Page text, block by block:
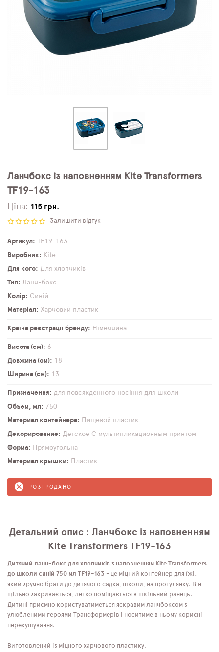
SKYNAME
РОЗПРОДАЖ
Ланчбокс із наповненням Kite Transformers
TF19-163
Ціна: 115 грн.
Залишити відгук
Артикул
TF19-163
Виробник
Kite
Для кого
Для хлопчиків
Тип
Ланч-бокс
Колір
Синій
Матеріал
Харчовий пластик
Країна реєстрації бренду Німеччина
Висота (см)
6
Довжина (см)
18
Ширина (см)
13
Призначення для повсякденного носіння для школи
Объем, мл
750
Материал контейнера
Пищевой пластик
Декорирование
Детское С мультипликационным принтом
Форма
Прямоугольна
Материал крышки
Пластик
РОЗПРОДАНО
Детальний опис : Ланчбокс із наповненням
Kite Transformers TF19-163
Дитячий ланч-бокс для хлопчиків з наповненням Kite Transformers
до школи синій 750 мл TF19-163 - це міцний контейнер для їжі,
який зручно брати до дитячого садка, школи, на прогулянку. Він
щільно закривається, легко поміщається в шкільний ранець.
Дитині приємно користуватиметься яскравим ланчбоксом з
улюбленими героями Трансформерів і носитиме в ньому корисні
перекушування.
Виготовлений із міцного харчового пластику.